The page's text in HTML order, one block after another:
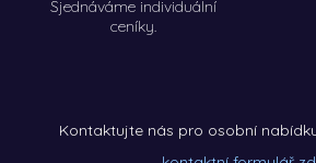
Sjednáváme individuální
ceníky.
Kontaktujte nás pro osobní